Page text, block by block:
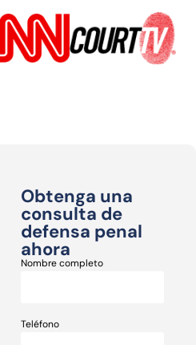
Obtenga una
consulta de
defensa penal
ahora
Nombre completo
Teléfono